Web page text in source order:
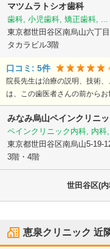
マツムラトシオ歯科
歯科, 小児歯科, 矯正歯科, ...
東京都世田谷区南烏山六丁
タカラビル3階
口コミ: 5件
院長先生は治療の説明、技術
は、この歯医者さんの前からお
みなみ烏山ペインクリニッ
ペインクリニック内科, 内
東京都世田谷区南烏山5-19-
3階・4階
世田谷区(
恵泉クリニック 近